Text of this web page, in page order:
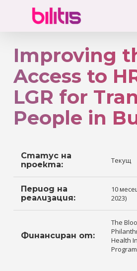
Improving
Access to
LGR for
People in
Статус на
проекта:
Текущ
Период на
реализация:
10
2023)
Финансиран от:
The
Health